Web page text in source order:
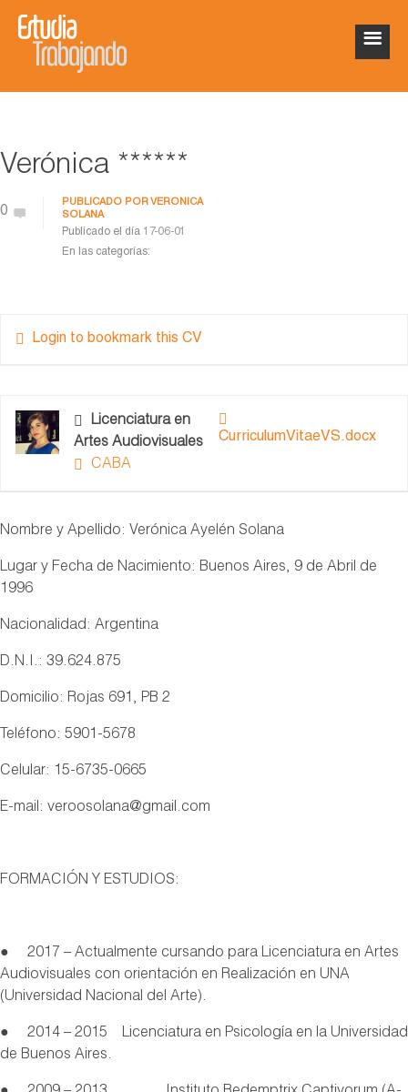
Verónica ******
0
PUBLICADO PORVERONICA
SOLANA
Publicado el día 17-06-01
En las categorías:
Login to bookmark this CV
CurriculumVitaeVS.docx
Licenciatura en
Artes Audiovisuales
CABA
Nombre y Apellido: Verónica Ayelén Solana
Lugar y Fecha de Nacimiento: Buenos Aires, 9 de Abril de
1996
Nacionalidad: Argentina
D.N.I.: 39.624.875
Domicilio: Rojas 691, PB 2
Teléfono: 5901-5678
Celular: 15-6735-0665
E-mail: veroosolana@gmail.com
FORMACIÓN Y ESTUDIOS:
● 2017 – Actualmente cursando para Licenciatura en Artes
Audiovisuales con orientación en Realización en UNA
(Universidad Nacional del Arte).
● 2014 – 2015 Licenciatura en Psicología en la Universidad
de Buenos Aires.